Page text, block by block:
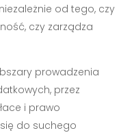
od tego, czy
czy zarządza
prowadzenia
przez
i prawo
do suchego